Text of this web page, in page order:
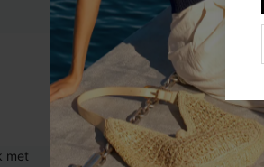
Cabana Crush
25,00 €31,00 €